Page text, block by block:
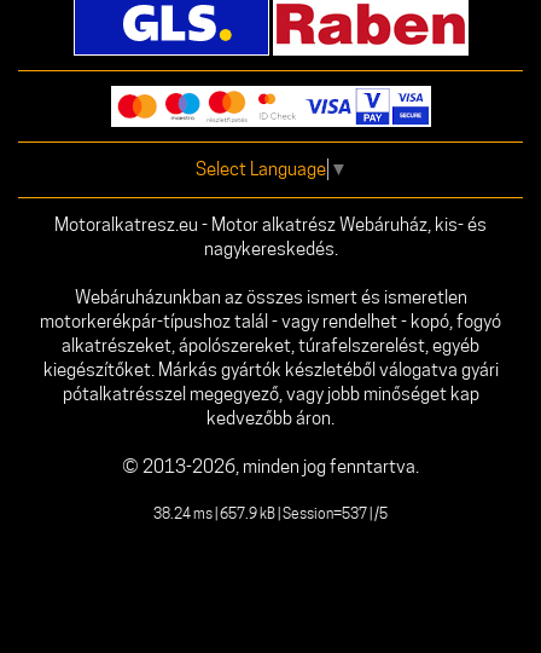
Select Language ▼
Motoralkatresz.eu - Motor alkatrész Webáruház, kis- és
nagykereskedés.
Webáruházunkban az összes ismert és ismeretlen
motorkerékpár-típushoz talál - vagy rendelhet - kopó, fogyó
alkatrészeket, ápolószereket, túrafelszerelést, egyéb
kiegészítőket. Márkás gyártók készletéből válogatva gyári
pótalkatrésszel megegyező, vagy jobb minőséget kap
kedvezőbb áron.
© 2013-2026, minden jog fenntartva.
38.24 ms | 657.9 kB | Session=537 | /5